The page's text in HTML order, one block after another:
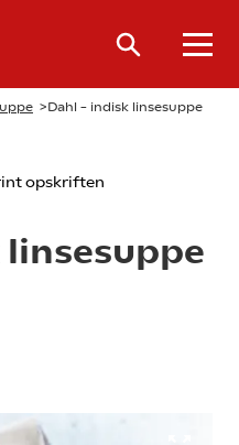
>Dahl – indisk linsesuppe
opskriften
linsesuppe